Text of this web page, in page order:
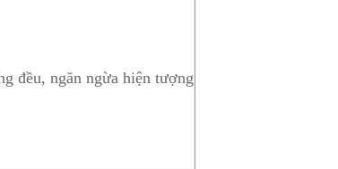
đều, ngăn ngừa hiện tượng